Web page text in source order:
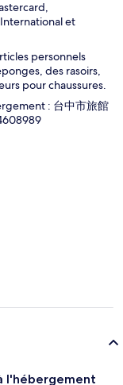
et
personnels
des rasoirs,
pour chaussures.
: 台中市旅館
l'hébergement